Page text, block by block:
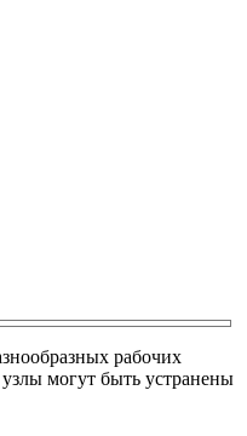
рабочих
могут быть устранены